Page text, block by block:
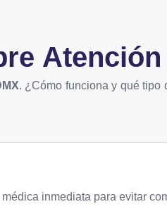
Atención
. ¿Cómo funciona y qué tipo
inmediata para evitar